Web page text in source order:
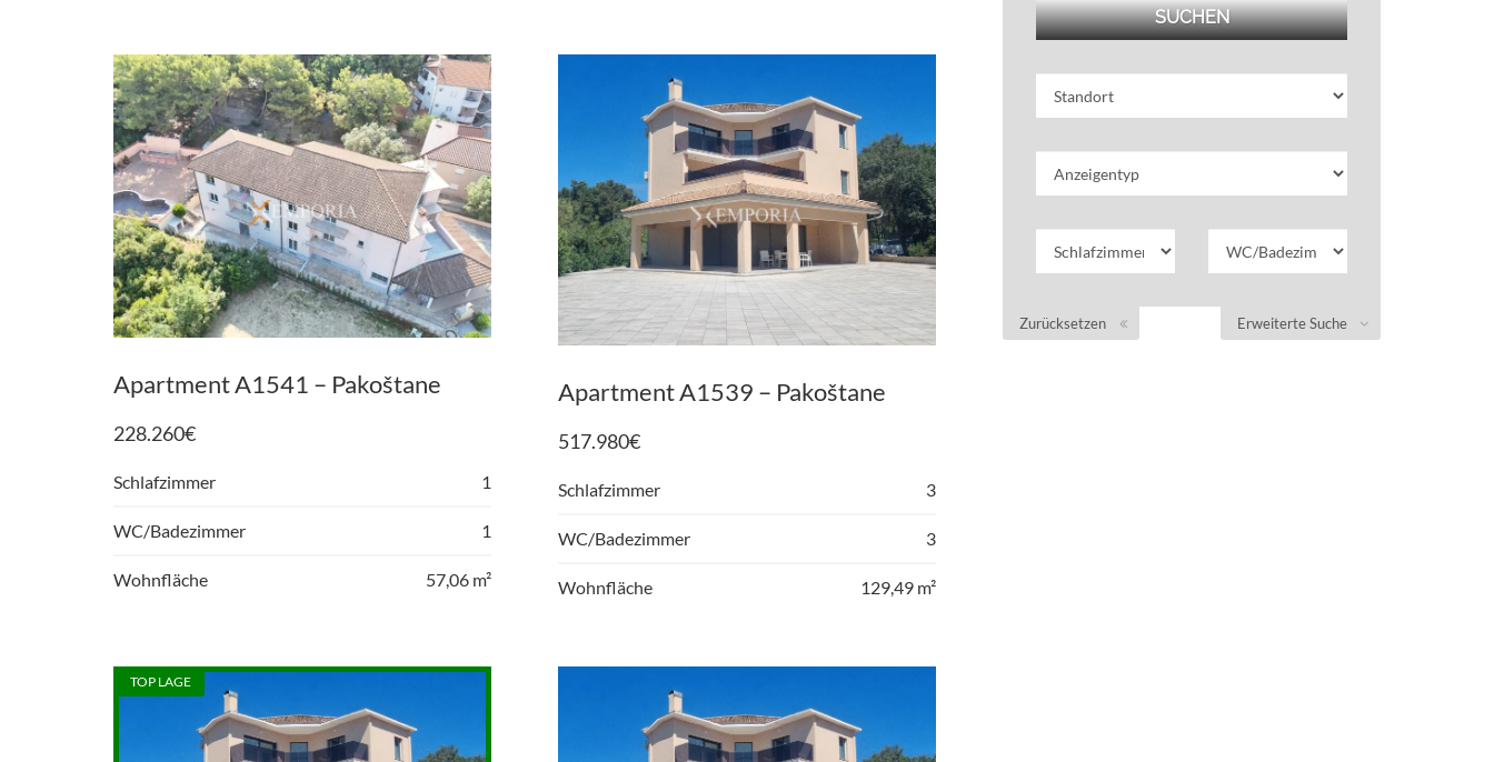
Apartment A1541 – Pakoštane
228.260€
Schlafzimmer 1
WC/Badezimmer 1
Wohnfläche 57,06 m²
Apartment A1539 – Pakoštane
517.980€
Schlafzimmer 3
WC/Badezimmer 3
Wohnfläche 129,49 m²
TOP LAGE
Erweiterte Suche
Zurücksetzen